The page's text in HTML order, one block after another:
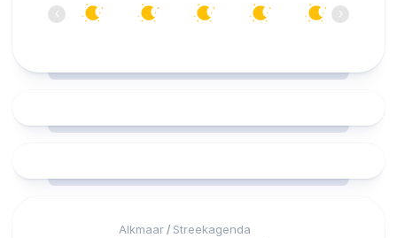
‹ ›
Alkmaar / Streekagenda